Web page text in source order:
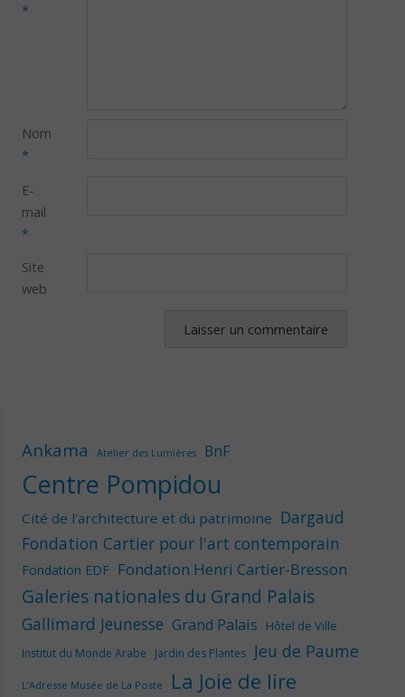
*
Nom
*
E-
mail
*
Site
web
Ankama Atelier des Lumières BnF
Centre Pompidou
Cité de l'architecture et du patrimoine Dargaud
Fondation Cartier pour l'art contemporain
Fondation EDF Fondation Henri Cartier-Bresson
Galeries nationales du Grand Palais
Gallimard Jeunesse Grand Palais Hôtel de Ville
Institut du Monde Arabe Jardin des Plantes Jeu de Paume
L'Adresse Musée de La Poste La Joie de lire